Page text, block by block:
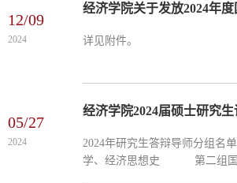
贷政策约束等。...
12/09
2024 详见附件。
05/27
2024
经济学院2024届硕士研究
2024年研究生答辩导师分组名
学、经济思想史 第二组国